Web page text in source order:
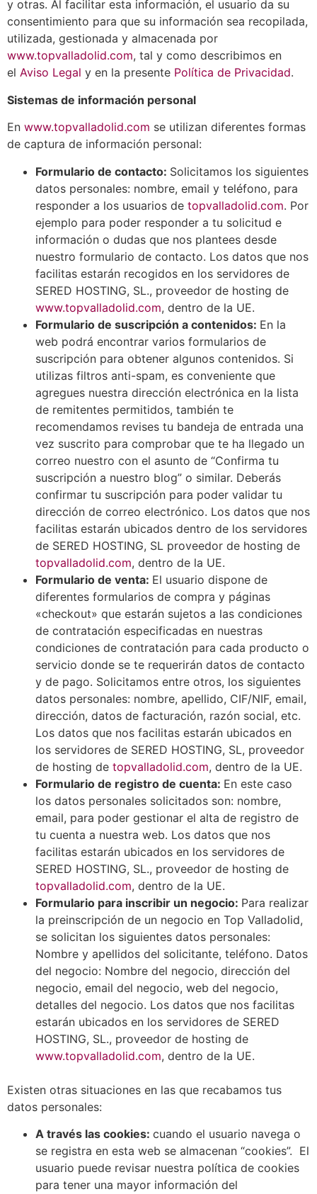
y otras. Al facilitar esta información, el usuario da su
consentimiento para que su información sea recopilada,
utilizada, gestionada y almacenada por
www.topvalladolid.com, tal y como describimos en
el Aviso Legal y en la presente Política de Privacidad.
Sistemas de información personal
En www.topvalladolid.com se utilizan diferentes formas
de captura de información personal:
Formulario de contacto: Solicitamos los siguientes
datos personales: nombre, email y teléfono, para
responder a los usuarios de topvalladolid.com. Por
ejemplo para poder responder a tu solicitud e
información o dudas que nos plantees desde
nuestro formulario de contacto. Los datos que nos
facilitas estarán recogidos en los servidores de
SERED HOSTING, SL., proveedor de hosting de
www.topvalladolid.com, dentro de la UE.
Formulario de suscripción a contenidos: En la
web podrá encontrar varios formularios de
suscripción para obtener algunos contenidos. Si
utilizas filtros anti-spam, es conveniente que
agregues nuestra dirección electrónica en la lista
de remitentes permitidos, también te
recomendamos revises tu bandeja de entrada una
vez suscrito para comprobar que te ha llegado un
correo nuestro con el asunto de “Confirma tu
suscripción a nuestro blog” o similar. Deberás
confirmar tu suscripción para poder validar tu
dirección de correo electrónico. Los datos que nos
facilitas estarán ubicados dentro de los servidores
de SERED HOSTING, SL proveedor de hosting de
topvalladolid.com, dentro de la UE.
Formulario de venta: El usuario dispone de
diferentes formularios de compra y páginas
«checkout» que estarán sujetos a las condiciones
de contratación especificadas en nuestras
condiciones de contratación para cada producto o
servicio donde se te requerirán datos de contacto
y de pago. Solicitamos entre otros, los siguientes
datos personales: nombre, apellido, CIF/NIF, email,
dirección, datos de facturación, razón social, etc.
Los datos que nos facilitas estarán ubicados en
los servidores de SERED HOSTING, SL, proveedor
de hosting de topvalladolid.com, dentro de la UE.
Formulario de registro de cuenta: En este caso
los datos personales solicitados son: nombre,
email, para poder gestionar el alta de registro de
tu cuenta a nuestra web. Los datos que nos
facilitas estarán ubicados en los servidores de
SERED HOSTING, SL., proveedor de hosting de
topvalladolid.com, dentro de la UE.
Formulario para inscribir un negocio: Para realizar
la preinscripción de un negocio en Top Valladolid,
se solicitan los siguientes datos personales:
Nombre y apellidos del solicitante, teléfono. Datos
del negocio: Nombre del negocio, dirección del
negocio, email del negocio, web del negocio,
detalles del negocio. Los datos que nos facilitas
estarán ubicados en los servidores de SERED
HOSTING, SL., proveedor de hosting de
www.topvalladolid.com, dentro de la UE.
Existen otras situaciones en las que recabamos tus
datos personales:
A través las cookies: cuando el usuario navega o
se registra en esta web se almacenan “cookies”. El
usuario puede revisar nuestra política de cookies
para tener una mayor información del